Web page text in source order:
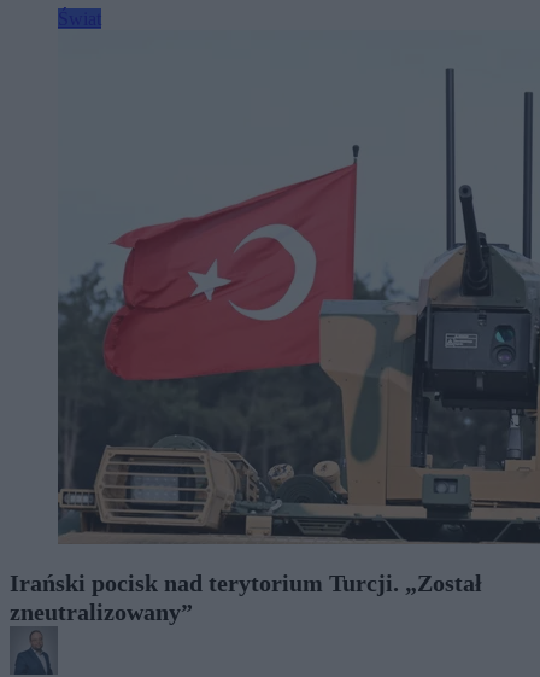
Irański pocisk nad terytorium Turcji. „Został
zneutralizowany”